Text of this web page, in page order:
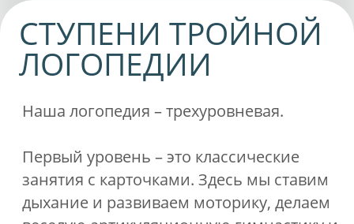
процедура массажа
Умное обучающее зеркало.Это
инновационное устройство, которое
делает занятия логопедов более
эффективными и увлекательными.